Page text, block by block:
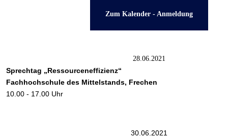
Zum Kalender - Anmeldung
28.06.2021
Sprechtag „Ressourceneffizienz“
Fachhochschule des Mittelstands, Frechen
10.00 - 17.00 Uhr
30.06.2021